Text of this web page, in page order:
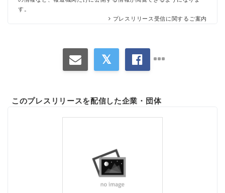
す。
プレスリリース受信に関するご案内
このプレスリリースを配信した企業・団体